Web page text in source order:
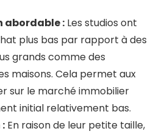
abordable : Les studios ont
plus bas par rapport à des
grands comme des
maisons. Cela permet aux
sur le marché immobilier
initial relativement bas.
En raison de leur petite taille,